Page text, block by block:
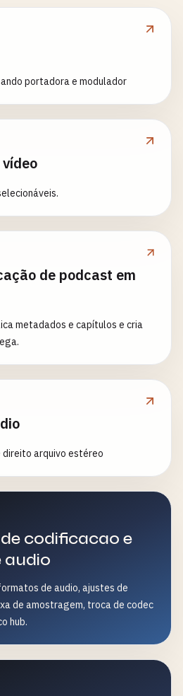
portadora e modulador
de podcast em
metadados e capítulos e cria
direito arquivo estéreo
codificacao e
audio
de audio, ajustes de
de amostragem, troca de codec
hub.